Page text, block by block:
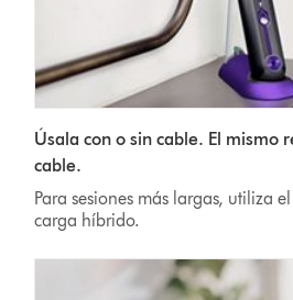
Úsala con o sin cable. El mismo
cable.
Para sesiones más largas, utiliza
carga híbrido.